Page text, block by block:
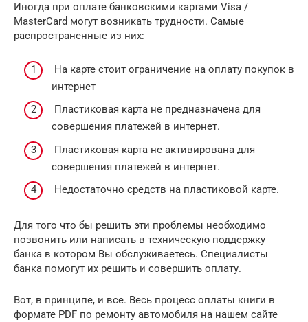
Иногда при оплате банковскими картами Visa /
MasterCard могут возникать трудности. Самые
распространенные из них:
На карте стоит ограничение на оплату покупок в
интернет
Пластиковая карта не предназначена для
совершения платежей в интернет.
Пластиковая карта не активирована для
совершения платежей в интернет.
Недостаточно средств на пластиковой карте.
Для того что бы решить эти проблемы необходимо
позвонить или написать в техническую поддержку
банка в котором Вы обслуживаетесь. Специалисты
банка помогут их решить и совершить оплату.
Вот, в принципе, и все. Весь процесс оплаты книги в
формате PDF по ремонту автомобиля на нашем сайте